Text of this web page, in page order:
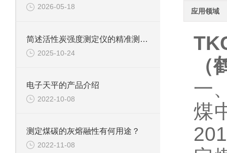
应用领域
（
一
煤
2026-05-18
简述活性炭强度测定仪的精准测试方法
2025-10-24
电子天平的产品介绍
2022-10-08
测定煤碳的灰熔融性有何用途？
2022-11-08